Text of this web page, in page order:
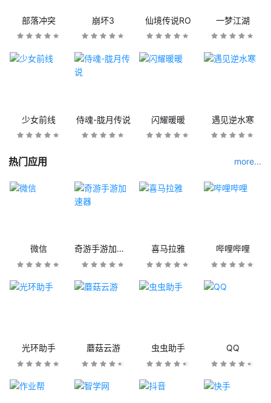
部落冲突 崩坏3 仙境传说RO 一梦江湖
少女前线 侍魂-胧月传说 闪耀暖暖 遇见逆水寒
热门应用 more...
微信 奇游手游加速器 喜马拉雅 哔哩哔哩
光环助手 蘑菇云游 虫虫助手 QQ